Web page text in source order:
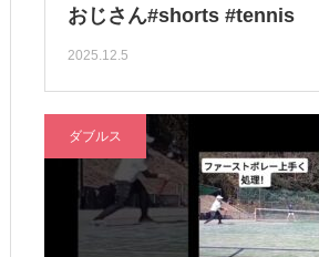
おじさん#shorts #tennis
2025.12.5
ダブルス